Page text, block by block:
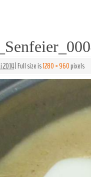
2014|Full size is1280 × 960pixels